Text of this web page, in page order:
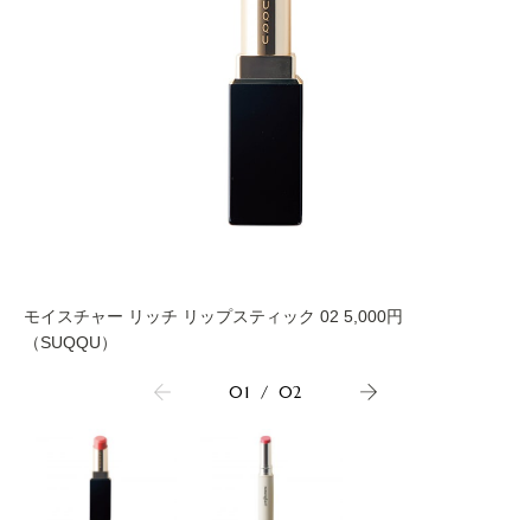
モイスチャー リッチ リップスティック 02 5,000円
（SUQQU）
01 / 02